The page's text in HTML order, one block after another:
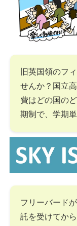
旧英国領のフ
せんか？国立
費はどの国の
期制で、学期
フリーバード
託を受けてか